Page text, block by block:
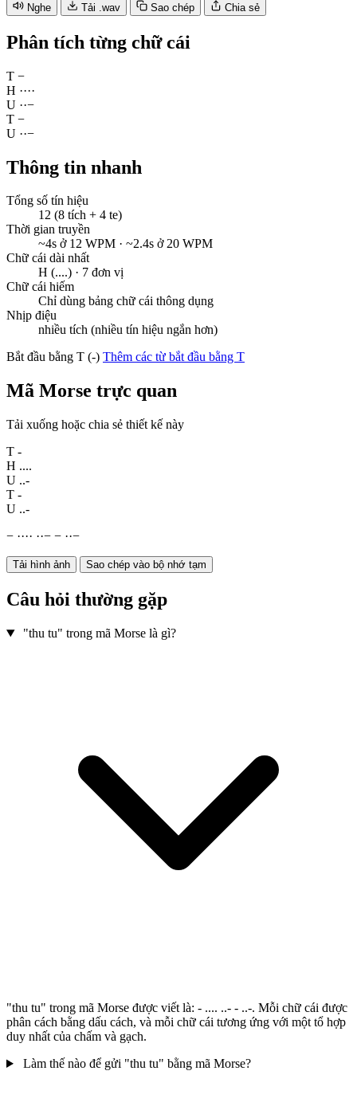
Nghe Tải .wav Sao chép Chia sẻ
Phân tích từng chữ cái
T −
H ····
U ··−
T −
U ··−
Thông tin nhanh
Tổng số tín hiệu
12 (8 tích + 4 te)
Thời gian truyền
~4s ở 12 WPM · ~2.4s ở 20 WPM
Chữ cái dài nhất
H (....) · 7 đơn vị
Chữ cái hiếm
Chỉ dùng bảng chữ cái thông dụng
Nhịp điệu
nhiều tích (nhiều tín hiệu ngắn hơn)
Bắt đầu bằng T (-) Thêm các từ bắt đầu bằng T
Mã Morse trực quan
Tải xuống hoặc chia sẻ thiết kế này
T -
H ....
U ..-
T -
U ..-
− ···· ··− − ··−
Tải hình ảnh Sao chép vào bộ nhớ tạm
Câu hỏi thường gặp
"thu tu" trong mã Morse là gì?
"thu tu" trong mã Morse được viết là: - .... ..- - ..-. Mỗi chữ cái được
phân cách bằng dấu cách, và mỗi chữ cái tương ứng với một tổ hợp
duy nhất của chấm và gạch.
Làm thế nào để gửi "thu tu" bằng mã Morse?